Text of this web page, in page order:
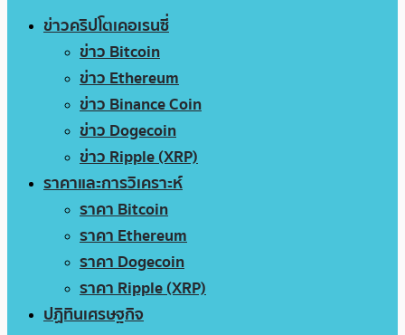
ข่าวคริปโตเคอเรนซี่
ข่าว Bitcoin
ข่าว Ethereum
ข่าว Binance Coin
ข่าว Dogecoin
ข่าว Ripple (XRP)
ราคาและการวิเคราะห์
ราคา Bitcoin
ราคา Ethereum
ราคา Dogecoin
ราคา Ripple (XRP)
ปฏิทินเศรษฐกิจ